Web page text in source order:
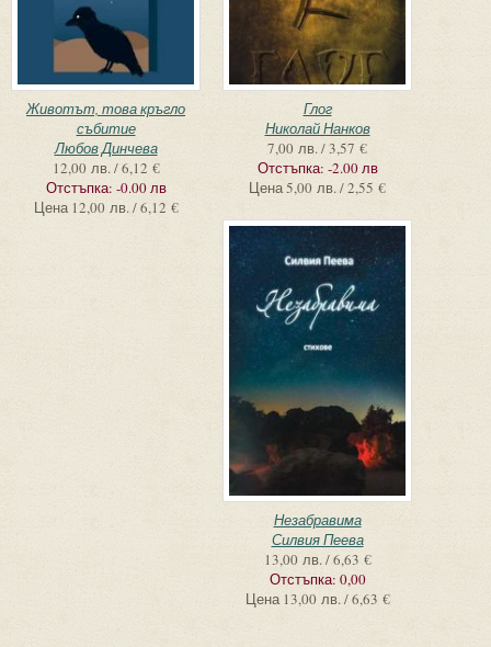
Животът, това кръгло
събитие
Любов Динчева
12,00 лв. / 6,12 €
Отстъпка: -0.00 лв
Цена 12,00 лв. / 6,12 €
Глог
Николай Нанков
7,00 лв. / 3,57 €
Отстъпка: -2.00 лв
Цена5,00 лв. / 2,55 €
Незабравима
Силвия Пеева
13,00 лв. / 6,63 €
Отстъпка: 0,00
Цена 13,00 лв. / 6,63 €